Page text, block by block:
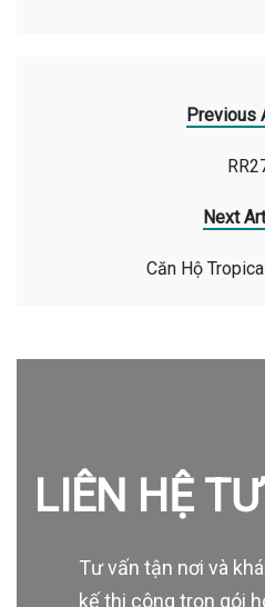
Previous
Next
Căn Hộ
LIÊN HỆ
Tư vấn tận nơi và
kế thi công trọn gói